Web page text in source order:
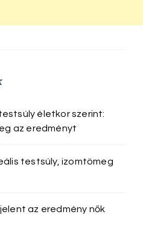
életkor szerint:
az eredményt
testsúly, izomtömeg
az eredmény nők